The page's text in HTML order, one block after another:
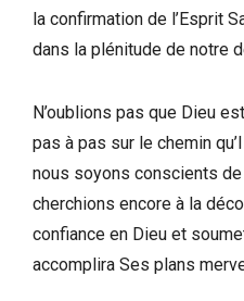
la confirmation de l’Esprit
dans la plénitude de notre
N’oublions pas que Dieu
pas à pas sur le chemin
nous soyons conscients
cherchions encore à la
confiance en Dieu et
accomplira Ses plans